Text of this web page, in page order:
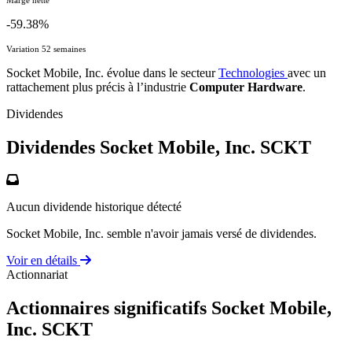
-59.38%
Variation 52 semaines
Socket Mobile, Inc. évolue dans le secteurTechnologies avec un
rattachement plus précis à l’industrie Computer Hardware.
Dividendes
Dividendes Socket Mobile, Inc. SCKT
Aucun dividende historique détecté
Socket Mobile, Inc. semble n'avoir jamais versé de dividendes.
Voir en détails
Actionnariat
Actionnaires significatifs Socket Mobile,
Inc. SCKT